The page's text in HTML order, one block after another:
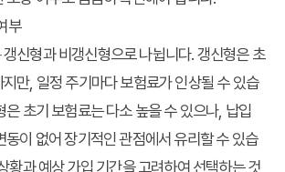
부
신형과 비갱신형으로 나뉩니다. 갱신형은 초
만, 일정 주기마다 보험료가 인상될 수 있습
은 초기 보험료는 다소 높을 수 있으나, 납입
동이 없어 장기적인 관점에서 유리할 수 있습
황과 예상 가입 기간을 고려하여 선택하는 것